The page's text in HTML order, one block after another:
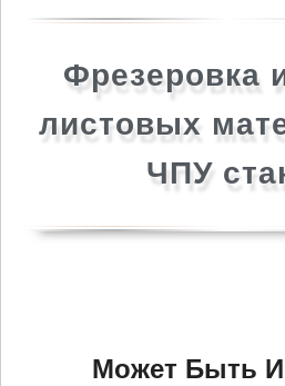
Фрезеровка
листовых
ЧПУ
Может Быть